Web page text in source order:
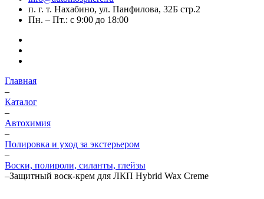
п. г. т. Нахабино, ул. Панфилова, 32Б стр.2
Пн. – Пт.: с 9:00 до 18:00
Главная
–
Каталог
–
Автохимия
–
Полировка и уход за экстерьером
–
Воски, полироли, силанты, глейзы
–Защитный воск-крем для ЛКП Hybrid Wax Creme